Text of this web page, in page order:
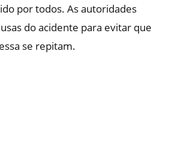
por todos. As autoridades
do acidente para evitar que
se repitam.